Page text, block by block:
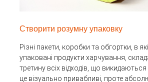
Створити розумну упаковку
Різні пакети, коробки та обгортки, в
упаковані продукти харчування,
третину всіх відходів, що
це візуально привабливі, проте